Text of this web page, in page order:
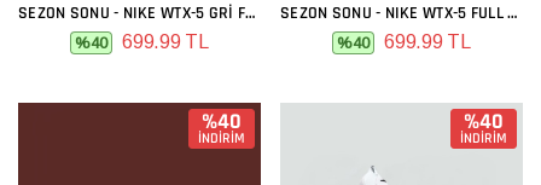
SEZON SONU - NIKE WTX-5 GRI FÜME
%40 699.99 TL
SEZON SONU - NIKE WTX-5 FULL BEYAZ
%40 699.99 TL
%40
İNDİRİM
%40
İNDİRİM